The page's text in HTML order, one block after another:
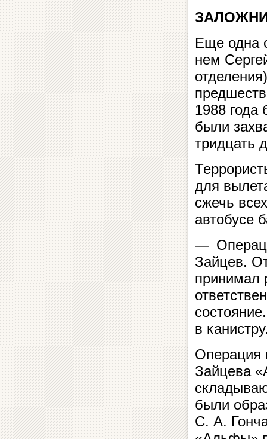
Еще одна
нем
1988
были
тридцать
для
сжечь
автобусе
—
Зайцев.
принимал
в
Операция
Зайцева
были
С. А.